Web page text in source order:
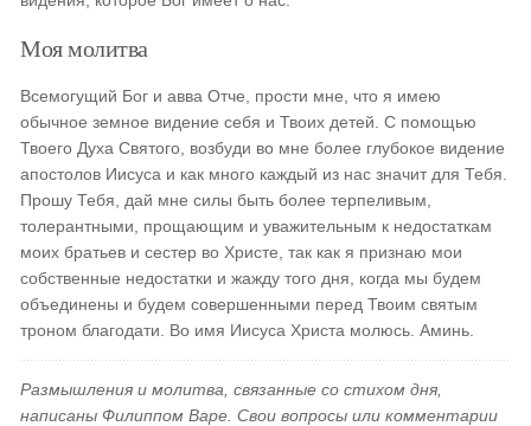
Моя молитва
Всемогущий Бог и авва Отче, прости мне, что я имею
обычное земное видение себя и Твоих детей. С помощью
Твоего Духа Святого, возбуди во мне более глубокое видение
апостолов Иисуса и как много каждый из нас значит для Тебя.
Прошу Тебя, дай мне силы быть более терпеливым,
толерантными, прощающим и уважительным к недостаткам
моих братьев и сестер во Христе, так как я признаю мои
собственные недостатки и жажду того дня, когда мы будем
объединены и будем совершенными перед Твоим святым
троном благодати. Во имя Иисуса Христа молюсь. Аминь.
Размышления и молитва, связанные со стихом дня,
написаны Филиппом Варе. Свои вопросы или комментарии